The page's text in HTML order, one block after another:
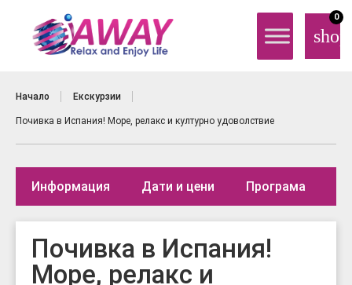
0
Начало Екскурзии
Почивка в Испания! Море, релакс и културно удоволствие
Информация Дати и цени Програма
Почивка в Испания!
Море, релакс и